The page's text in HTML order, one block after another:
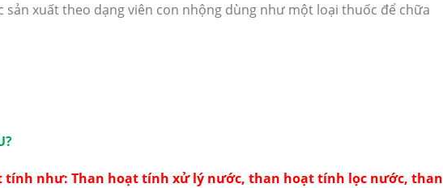
xuất theo dạng viên con nhộng dùng như một loại thuốc để chữa
tính như: Than hoạt tính xử lý nước, than hoạt tính lọc nước, than